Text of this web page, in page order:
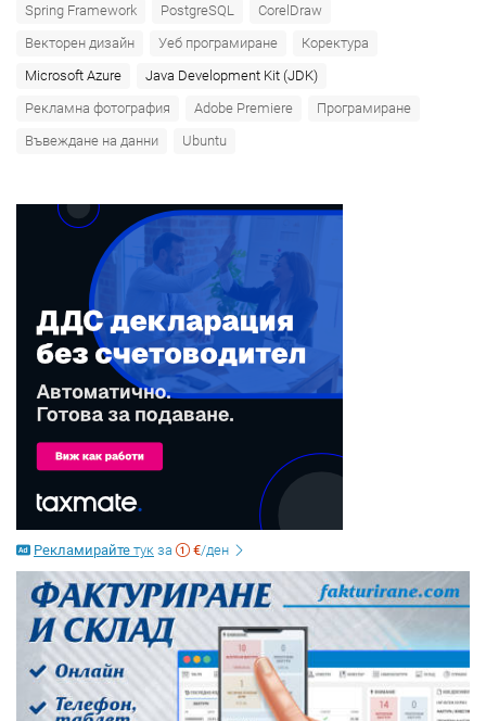
Spring Framework
PostgreSQL
CorelDraw
Векторен дизайн
Уеб програмиране
Коректура
Microsoft Azure‎
Java Development Kit (JDK)
Рекламна фотография
Adobe Premiere
Програмиране
Въвеждане на данни
Ubuntu
Рекламирайте тук за €/ден